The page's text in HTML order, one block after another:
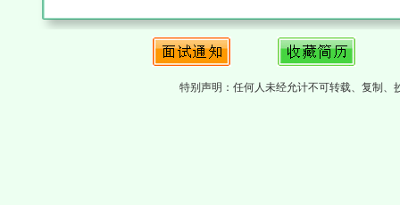
特别声明：任何人未经允计不可转载、复制